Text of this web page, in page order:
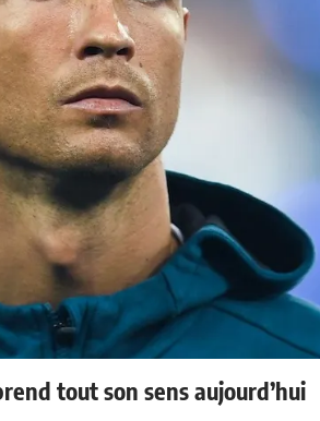
tout son sens aujourd’hui